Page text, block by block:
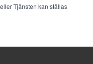
Tjänsten kan ställas